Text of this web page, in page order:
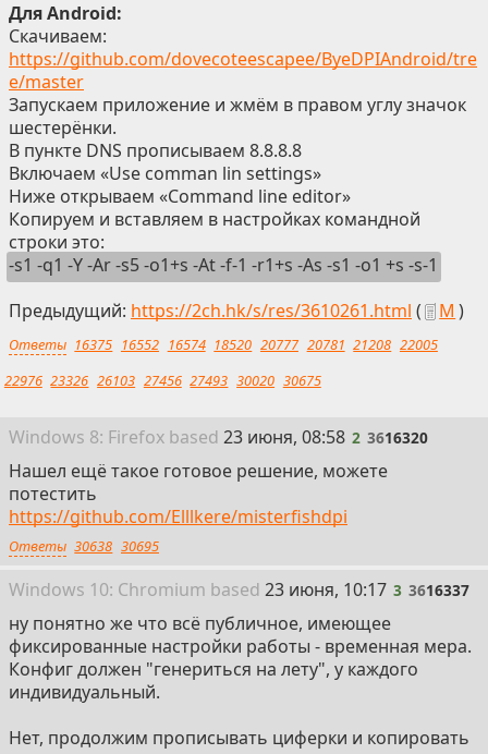
Для Android:
Скачиваем:
https://github.com/dovecoteescapee/ByeDPIAndroid/tre
e/master
Запускаем приложение и жмём в правом углу значок
шестерёнки.
В пункте DNS прописываем 8.8.8.8
Включаем «Use comman lin settings»
Ниже открываем «Command line editor»
Копируем и вставляем в настройках командной
строки это:
-s1 -q1 -Y -Ar -s5 -o1+s -At -f-1 -r1+s -As -s1 -o1 +s -s-1
Предыдущий: https://2ch.hk/s/res/3610261.html ( М )
Ответы 16375 16552 16574 18520 20777 20781 21208 22005
22976 23326 26103 27456 27493 30020 30675
Windows 8: Firefox based 2
23 июня, 08:58 2 3616320
Нашел ещё такое готовое решение, можете
потестить
https://github.com/Elllkere/misterfishdpi
Ответы 30638 30695
Windows 10: Chromium based 3
23 июня, 10:17 3 3616337
ну понятно же что всё публичное, имеющее
фиксированные настройки работы - временная мера.
Конфиг должен "генериться на лету", у каждого
индивидуальный.
Нет, продолжим прописывать циферки и копировать